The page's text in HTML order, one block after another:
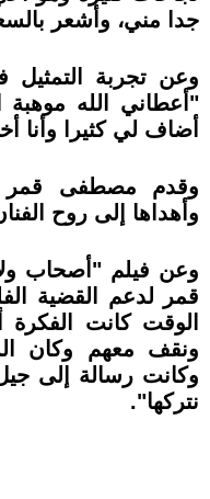
جدا مني، وأشعر
وعن تجربة
"أعطاني الله موهبة
أضاف لي كثيرا وأنا
وقدم مصطفى قمر
وأهداها إلى روح
وعن فيلم "أصحاب
قمر لدعم القضية
الوقت كانت الفكرة
ونقف معهم وكان
وكانت رسالة إلى
نتركها".